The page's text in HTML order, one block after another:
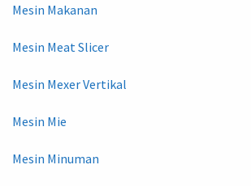
Mesin Makanan
Mesin Meat Slicer
Mesin Mexer Vertikal
Mesin Mie
Mesin Minuman